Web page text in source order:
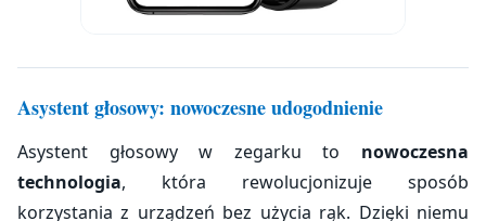
Asystent głosowy: nowoczesne udogodnienie
Asystent głosowy w zegarku to nowoczesna
technologia, która rewolucjonizuje sposób
korzystania z urządzeń bez użycia rąk. Dzięki niemu